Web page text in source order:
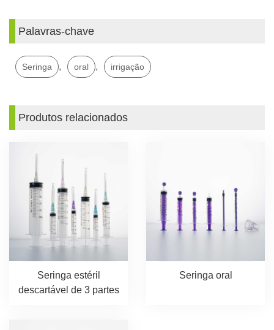
Palavras-chave
Seringa , oral , irrigação
Produtos relacionados
Seringa estéril
descartável de 3 partes
Seringa oral